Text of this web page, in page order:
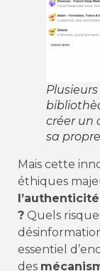
créer un
sa
Mais cette
éthiques
? Quels
essentiel
des